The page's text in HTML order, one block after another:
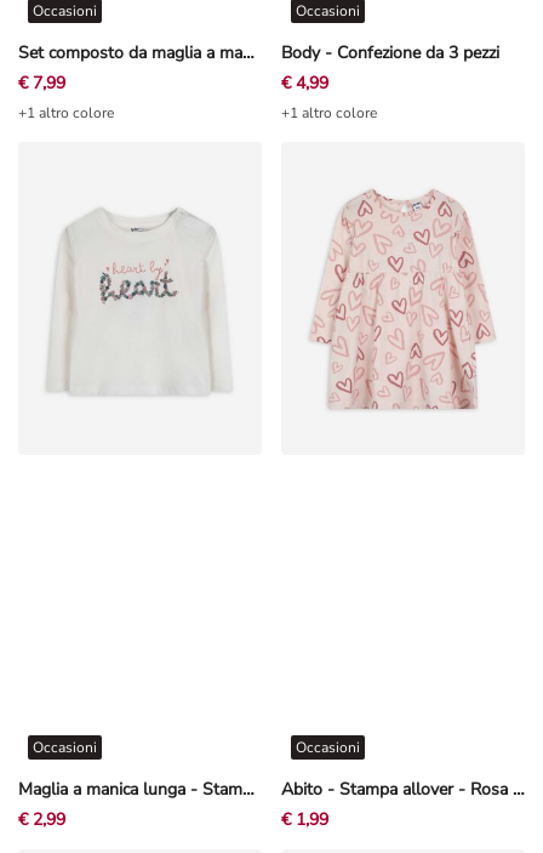
Set composto da maglia a manica lunga e leggings - Ricami - bianco
Occasioni
€ 7,99
+1 altro colore
Body - Confezione da 3 pezzi
Occasioni
€ 4,99
+1 altro colore
Maglia a manica lunga - Stampa glitterata - Bianco sporco
Occasioni
€ 2,99
Abito - Stampa allover - Rosa chiaro
Occasioni
€ 1,99